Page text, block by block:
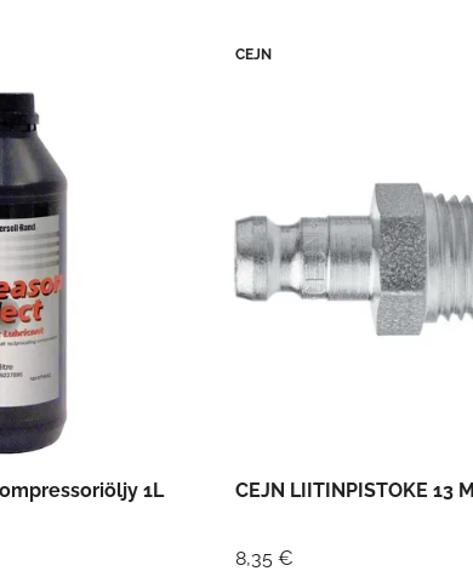
1L
CEJN
CEJN LIITINPISTOKE 13
8,35 €